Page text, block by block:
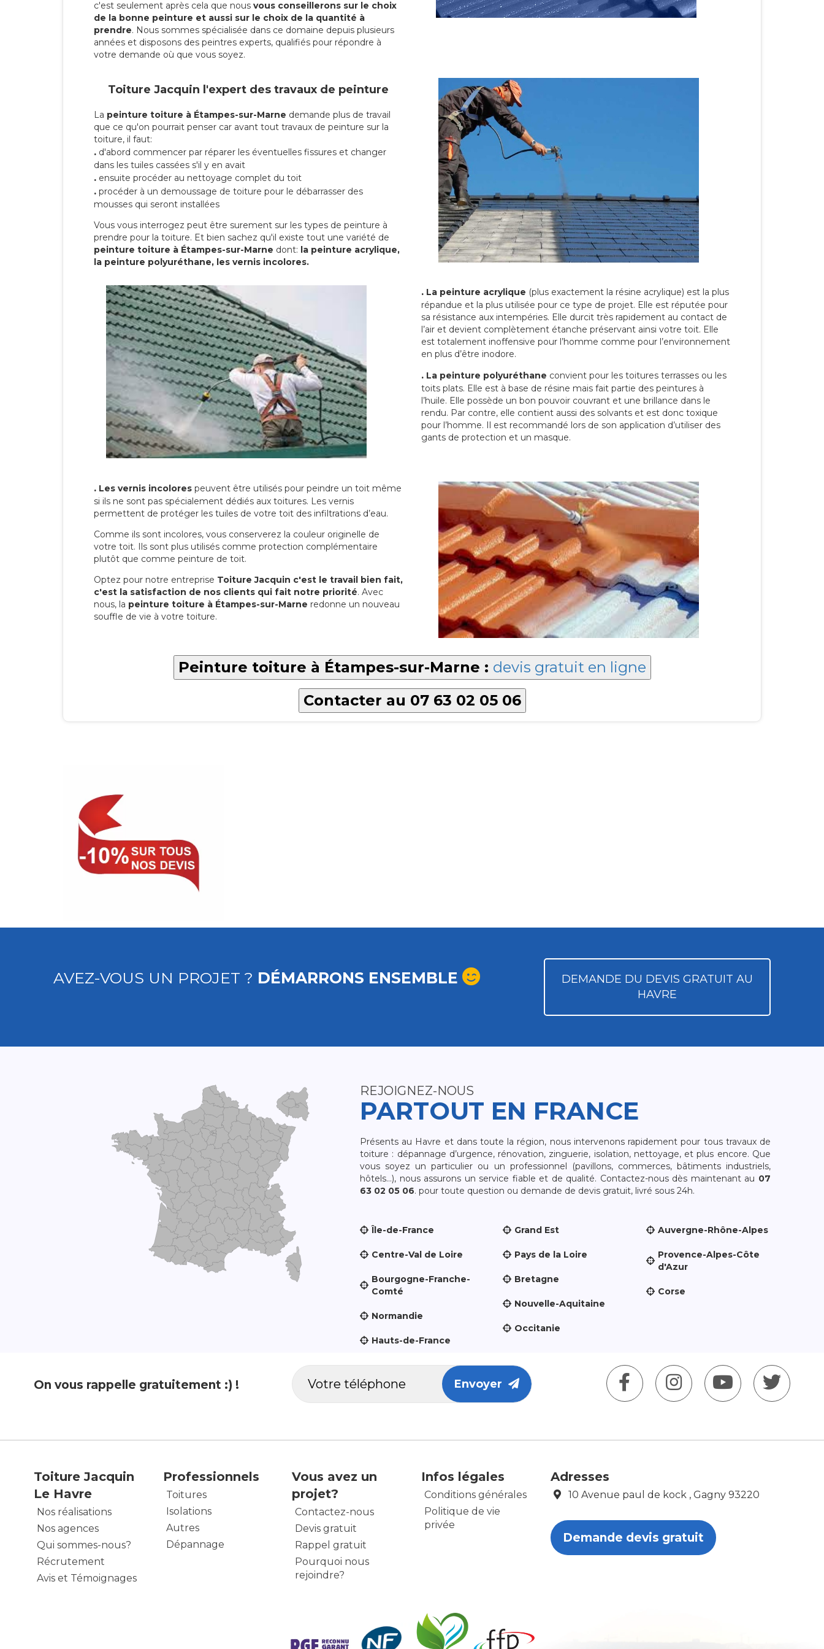
c'est seulement après cela que nous vous conseillerons sur le choix
de la bonne peinture et aussi sur le choix de la quantité à
prendre. Nous sommes spécialisée dans ce domaine depuis plusieurs
années et disposons des peintres experts, qualifiés pour répondre à
votre demande où que vous soyez.
Toiture Jacquin l'expert des travaux de peinture
La peinture toiture à Étampes-sur-Marne demande plus de travail
que ce qu'on pourrait penser car avant tout travaux de peinture sur la
toiture, il faut:
. d'abord commencer par réparer les éventuelles fissures et changer
dans les tuiles cassées s'il y en avait
. ensuite procéder au nettoyage complet du toit
. procéder à un demoussage de toiture pour le débarrasser des
mousses qui seront installées
Vous vous interrogez peut être surement sur les types de peinture à
prendre pour la toiture. Et bien sachez qu'il existe tout une variété de
peinture toiture à Étampes-sur-Marne dont: la peinture acrylique,
la peinture polyuréthane, les vernis incolores.
. La peinture acrylique (plus exactement la résine acrylique) est la plus
répandue et la plus utilisée pour ce type de projet. Elle est réputée pour
sa résistance aux intempéries. Elle durcit très rapidement au contact de
l’air et devient complètement étanche préservant ainsi votre toit. Elle
est totalement inoffensive pour l’homme comme pour l’environnement
en plus d’être inodore.
. La peinture polyuréthane convient pour les toitures terrasses ou les
toits plats. Elle est à base de résine mais fait partie des peintures à
l’huile. Elle possède un bon pouvoir couvrant et une brillance dans le
rendu. Par contre, elle contient aussi des solvants et est donc toxique
pour l’homme. Il est recommandé lors de son application d’utiliser des
gants de protection et un masque.
. Les vernis incolores peuvent être utilisés pour peindre un toit même
si ils ne sont pas spécialement dédiés aux toitures. Les vernis
permettent de protéger les tuiles de votre toit des infiltrations d’eau.
Comme ils sont incolores, vous conserverez la couleur originelle de
votre toit. Ils sont plus utilisés comme protection complémentaire
plutôt que comme peinture de toit.
Optez pour notre entreprise Toiture Jacquin c'est le travail bien fait,
c'est la satisfaction de nos clients qui fait notre priorité. Avec
nous, la peinture toiture à Étampes-sur-Marne redonne un nouveau
souffle de vie à votre toiture.
Peinture toiture à Étampes-sur-Marne : devis gratuit en ligne
Contacter au 07 63 02 05 06
AVEZ-VOUS UN PROJET ? DÉMARRONS ENSEMBLE
DEMANDE DU DEVIS GRATUIT AU
HAVRE
REJOIGNEZ-NOUS
PARTOUT EN FRANCE
Présents au Havre et dans toute la région, nous intervenons rapidement pour tous travaux de
toiture : dépannage d’urgence, rénovation, zinguerie, isolation, nettoyage, et plus encore. Que
vous soyez un particulier ou un professionnel (pavillons, commerces, bâtiments industriels,
hôtels…), nous assurons un service fiable et de qualité. Contactez-nous dès maintenant au 07
63 02 05 06. pour toute question ou demande de devis gratuit, livré sous 24h.
Île-de-France
Centre-Val de Loire
Bourgogne-Franche-
Comté
Normandie
Hauts-de-France
Grand Est
Pays de la Loire
Bretagne
Nouvelle-Aquitaine
Occitanie
Auvergne-Rhône-Alpes
Provence-Alpes-Côte
d'Azur
Corse
On vous rappelle gratuitement :) ! Envoyer
Toiture Jacquin
Le Havre
Nos réalisations
Nos agences
Qui sommes-nous?
Récrutement
Avis et Témoignages
Professionnels
Toitures
Isolations
Autres
Dépannage
Vous avez un
projet?
Contactez-nous
Devis gratuit
Rappel gratuit
Pourquoi nous
rejoindre?
Infos légales
Conditions générales
Politique de vie
privée
Adresses
10 Avenue paul de kock , Gagny 93220
Demande devis gratuit